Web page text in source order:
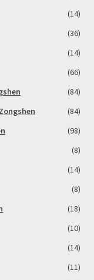
(14)
(36)
(14)
(66)
(84)
(84)
(98)
(8)
(14)
(8)
(18)
(10)
(14)
(11)